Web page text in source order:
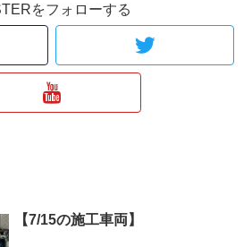
をフォローする
【7/15の施工車両】